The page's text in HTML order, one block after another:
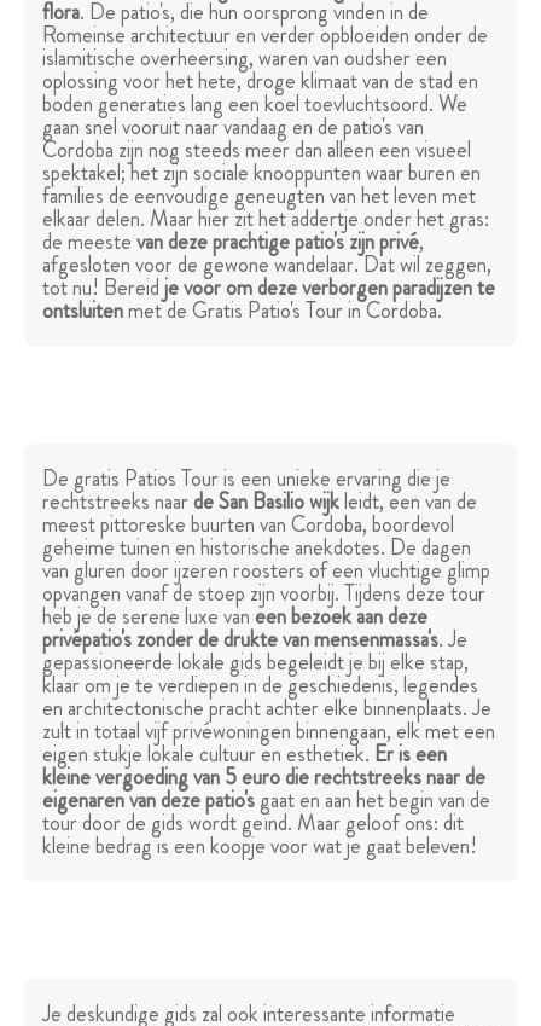
flora. De patio's, die hun oorsprong vinden in de
Romeinse architectuur en verder opbloeiden onder de
islamitische overheersing, waren van oudsher een
oplossing voor het hete, droge klimaat van de stad en
boden generaties lang een koel toevluchtsoord. We
gaan snel vooruit naar vandaag en de patio's van
Cordoba zijn nog steeds meer dan alleen een visueel
spektakel; het zijn sociale knooppunten waar buren en
families de eenvoudige geneugten van het leven met
elkaar delen. Maar hier zit het addertje onder het gras:
de meestevan deze prachtige patio's zijn privé,
afgesloten voor de gewone wandelaar. Dat wil zeggen,
tot nu! Bereidje voor om deze verborgen paradijzen te
ontsluitenmet de Gratis Patio's Tour in Cordoba.
De gratis Patios Tour is een unieke ervaring die je
rechtstreeks naarde San Basilio wijkleidt, een van de
meest pittoreske buurten van Cordoba, boordevol
geheime tuinen en historische anekdotes. De dagen
van gluren door ijzeren roosters of een vluchtige glimp
opvangen vanaf de stoep zijn voorbij. Tijdens deze tour
heb je de serene luxe vaneen bezoek aan deze
privépatio's zonder de drukte van mensenmassa's. Je
gepassioneerde lokale gids begeleidt je bij elke stap,
klaar om je te verdiepen in de geschiedenis, legendes
en architectonische pracht achter elke binnenplaats. Je
zult in totaal vijf privéwoningen binnengaan, elk met een
eigen stukje lokale cultuur en esthetiek. Er is een
kleine vergoeding van 5 euro die rechtstreeks naar de
eigenaren van deze patio'sgaat en aan het begin van de
tour door de gids wordt geïnd. Maar geloof ons: dit
kleine bedrag is een koopje voor wat je gaat beleven!
Je deskundige gids zal ook interessante informatie